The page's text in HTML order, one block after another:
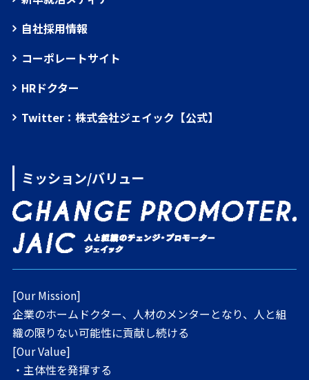
自社採用情報
コーポレートサイト
HRドクター
Twitter：株式会社ジェイック【公式】
ミッション/バリュー
[Our Mission]
企業のホームドクター、人材のメンターとなり、人と組
織の限りない可能性に貢献し続ける
[Our Value]
・主体性を発揮する